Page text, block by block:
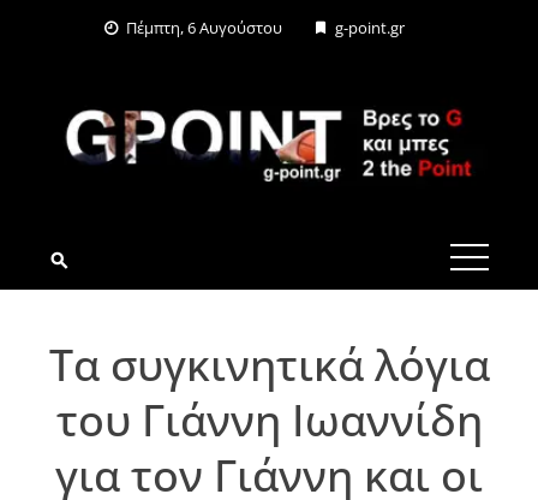
Πέμπτη, 6 Αυγούστου g-point.gr
G-POINT.GR
Τα συγκινητικά λόγια
του Γιάννη Ιωαννίδη
για τον Γιάννη και οι